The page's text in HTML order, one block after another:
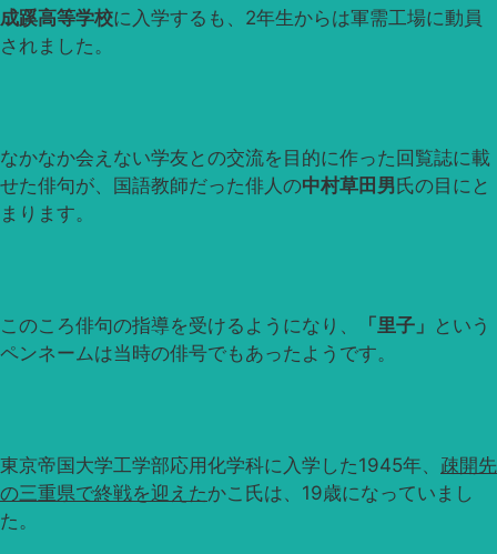
成蹊高等学校に入学するも、2年生からは軍需工場に動員
されました。
なかなか会えない学友との交流を目的に作った回覧誌に載
せた俳句が、国語教師だった俳人の中村草田男氏の目にと
まります。
このころ俳句の指導を受けるようになり、 「里子」 という
ペンネームは当時の俳号でもあったようです。
東京帝国大学工学部応用化学科に入学した1945年、 疎開先
の三重県で終戦を迎えたかこ氏は、19歳になっていまし
た。